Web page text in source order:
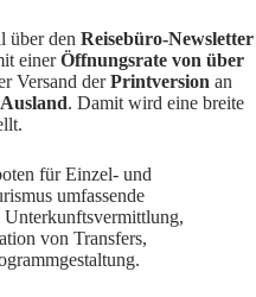
über den Reisebüro-Newsletter
einerÖffnungsrate von über
Versand derPrintversion an
. Damit wird eine breite
für Einzel- und
umfassende
von Transfers,